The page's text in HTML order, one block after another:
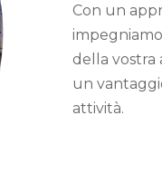
Con un
della vostra
un
attività.